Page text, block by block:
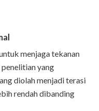
menjaga tekanan
yang
diolah menjadi terasi
rendah dibanding